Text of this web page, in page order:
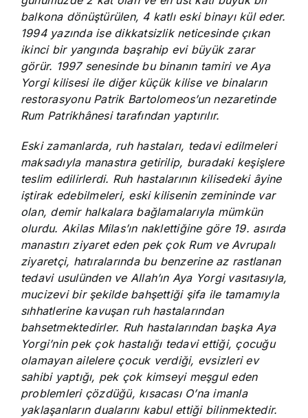
balkona dönüştürülen, 4 katlı eski binayı kül eder.
1994 yazında ise dikkatsizlik neticesinde çıkan
ikinci bir yangında başrahip evi büyük zarar
görür. 1997 senesinde bu binanın tamiri ve Aya
Yorgi kilisesi ile diğer küçük kilise ve binaların
restorasyonu Patrik Bartolomeos’un nezaretinde
Rum Patrikhânesi tarafından yaptırılır.
Eski zamanlarda, ruh hastaları, tedavi edilmeleri
maksadıyla manastıra getirilip, buradaki keşişlere
teslim edilirlerdi. Ruh hastalarının kilisedeki âyine
iştirak edebilmeleri, eski kilisenin zemininde var
olan, demir halkalara bağlamalarıyla mümkün
olurdu. Akilas Milas’ın naklettiğine göre 19. asırda
manastırı ziyaret eden pek çok Rum ve Avrupalı
ziyaretçi, hatıralarında bu benzerine az rastlanan
tedavi usulünden ve Allah’ın Aya Yorgi vasıtasıyla,
mucizevi bir şekilde bahşettiği şifa ile tamamıyla
sıhhatlerine kavuşan ruh hastalarından
bahsetmektedirler. Ruh hastalarından başka Aya
Yorgi’nin pek çok hastalığı tedavi ettiği, çocuğu
olamayan ailelere çocuk verdiği, evsizleri ev
sahibi yaptığı, pek çok kimseyi meşgul eden
problemleri çözdüğü, kısacası O’na imanla
yaklaşanların dualarını kabul ettiği bilinmektedir.